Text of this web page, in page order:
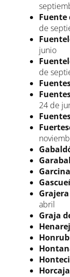
Fuente
de
junio
de
24 de
abril
Graja